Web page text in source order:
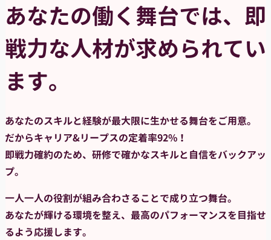
あなたの働く舞台では、 即
戦力な人材が求められてい
ます。
あなたのスキルと経験が最大限に生かせる舞台をご用意。
だからキャリア&リープスの定着率92%！
即戦力確約のため、研修で確かなスキルと自信をバックアッ
プ。
一人一人の役割が組み合わさることで成り立つ舞台。
あなたが輝ける環境を整え、最高のパフォーマンスを目指せ
るよう応援します。